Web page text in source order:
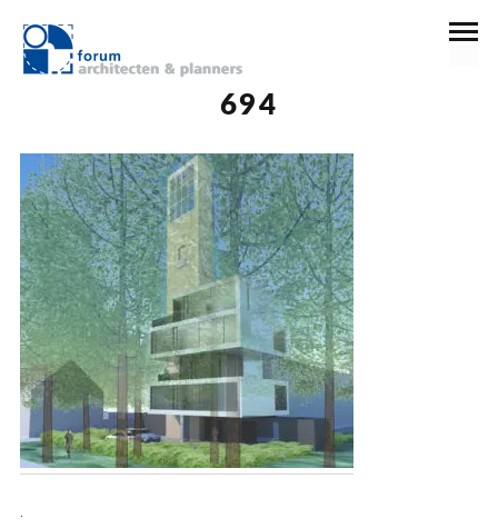
694
.